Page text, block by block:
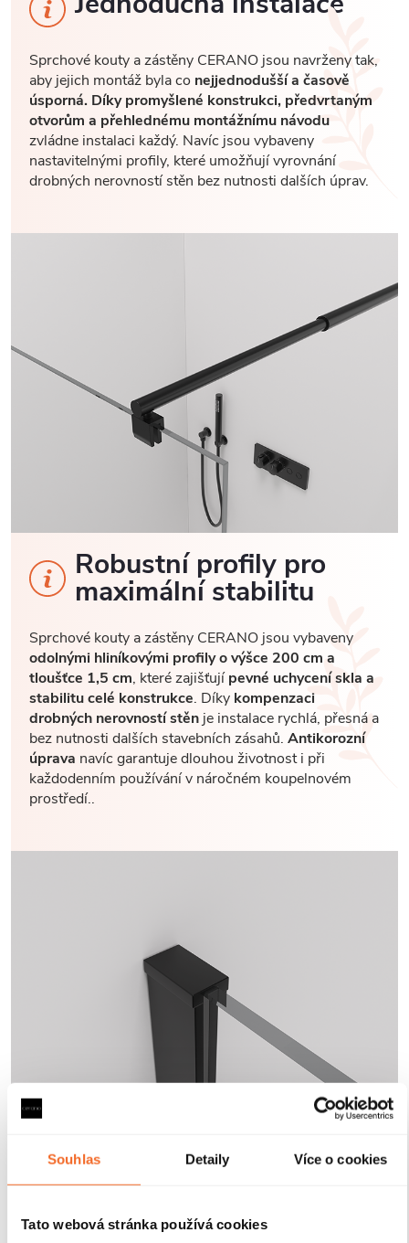
Souhlas Detaily Více o cookies
Tato webová stránka používá cookies
Sprchové kouty a zástěny CERANO jsou navrženy tak,
aby jejich montáž byla co nejjednodušší a časově
úsporná. Díky promyšlené konstrukci, předvrtaným
otvorům a přehlednému montážnímu návodu
zvládne instalaci každý. Navíc jsou vybaveny
nastavitelnými profily, které umožňují vyrovnání
drobných nerovností stěn bez nutnosti dalších úprav.
Robustní profily pro
maximální stabilitu
Sprchové kouty a zástěny CERANO jsou vybaveny
odolnými hliníkovými profily o výšce 200 cm a
tloušťce 1,5 cm, které zajišťujípevné uchycení skla a
stabilitu celé konstrukce. Díky kompenzaci
drobných nerovností stěnje instalace rychlá, přesná a
bez nutnosti dalších stavebních zásahů. Antikorozní
úprava navíc garantuje dlouhou životnost i při
každodenním používání v náročném koupelnovém
prostředí..